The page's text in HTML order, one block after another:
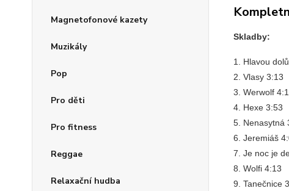
Magnetofonové kazety
Muzikály
Pop
Pro děti
Pro fitness
Reggae
Relaxační hudba
Skladby:
1. Hlavou
2. Vlasy 3:13
3. Werwolf
4. Hexe 3:53
5. Nenasytná
6. Jeremiáš
7. Je noc je
8. Wolfi 4:13
9. Tanečnice